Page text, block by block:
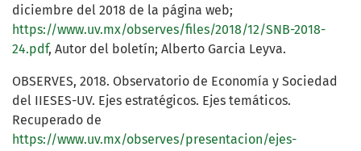
diciembre del 2018 de la página web;
https://www.uv.mx/observes/files/2018/12/SNB-2018-
24.pdf, Autor del boletín; Alberto Garcia Leyva.
OBSERVES, 2018. Observatorio de Economía y Sociedad
del IIESES-UV. Ejes estratégicos. Ejes temáticos.
Recuperado de
https://www.uv.mx/observes/presentacion/ejes-